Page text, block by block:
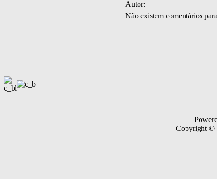
Autor:
Não existem comentários
Copyright ©